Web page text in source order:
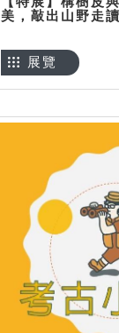
美，敲出山野走
展覽